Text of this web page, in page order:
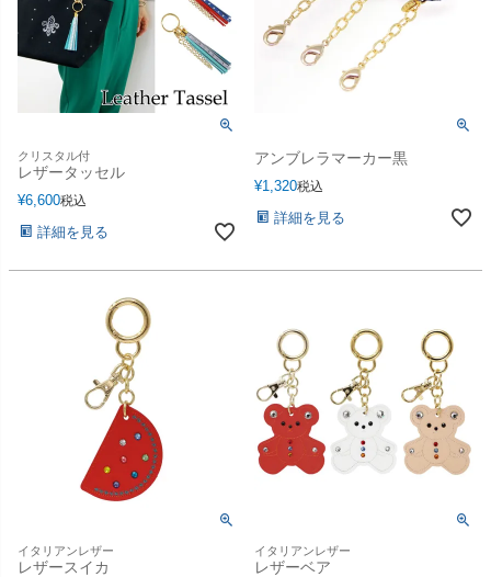
クリスタル付
レザータッセル
¥6,600税込
詳細を見る
アンブレラマーカー黒
¥1,320税込
詳細を見る
イタリアンレザー
レザースイカ
イタリアンレザー
レザーベア